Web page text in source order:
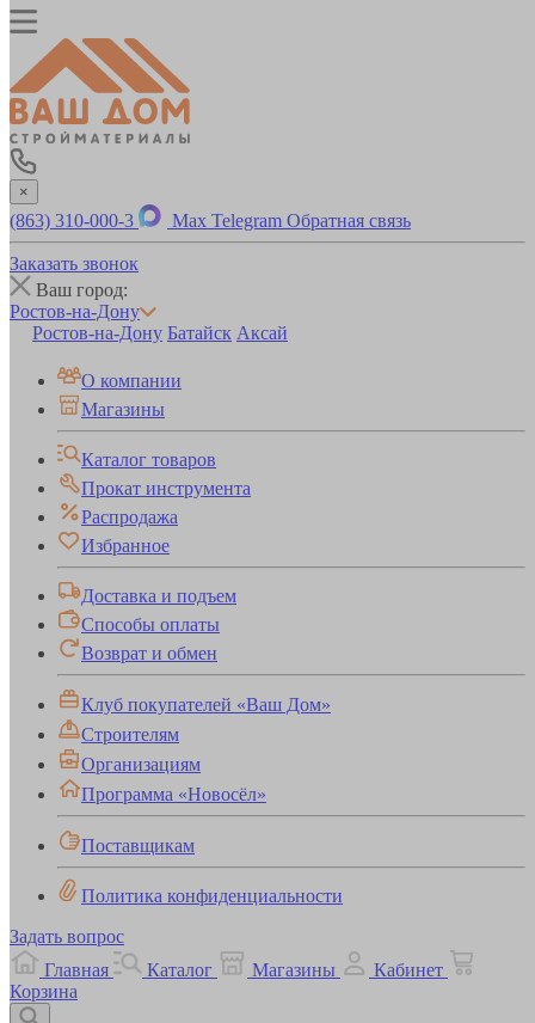
×
(863) 310-000-3 Max Telegram Обратная связь
Заказать звонок
Ваш город:
Ростов-на-Дону
Ростов-на-Дону Батайск Аксай
О компании
Магазины
Каталог товаров
Прокат инструмента
Распродажа
Избранное
Доставка и подъем
Способы оплаты
Возврат и обмен
Клуб покупателей «Ваш Дом»
Строителям
Организациям
Программа «Новосёл»
Поставщикам
Политика конфиденциальности
Задать вопрос
Главная
Каталог Магазины
Кабинет
Корзина